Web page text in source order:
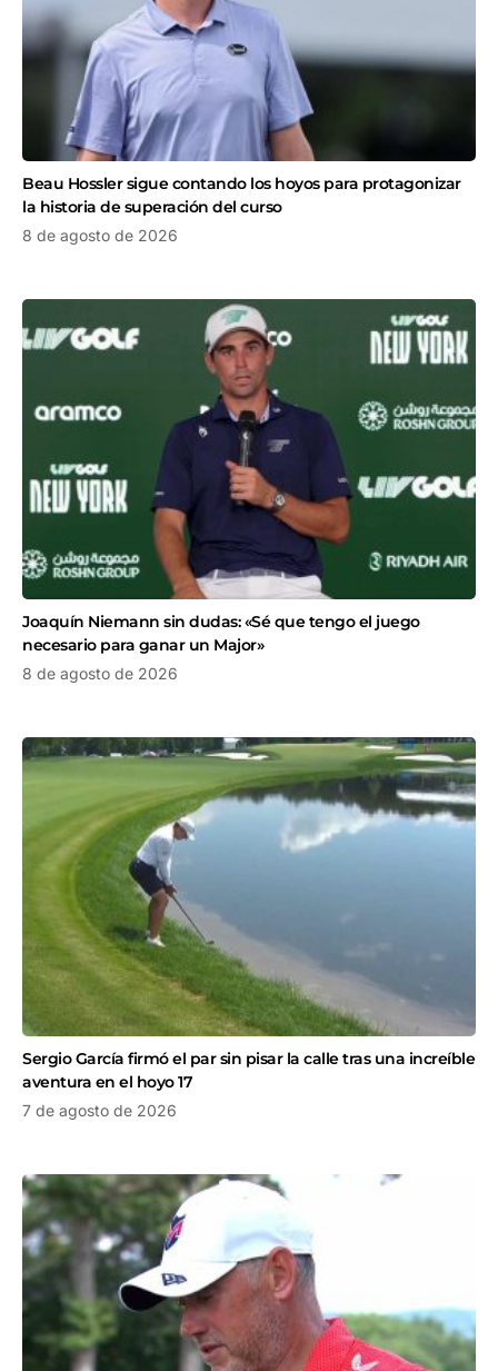
Beau Hossler sigue contando los hoyos para protagonizar
la historia de superación del curso
8 de agosto de 2026
Joaquín Niemann sin dudas: «Sé que tengo el juego
necesario para ganar un Major»
8 de agosto de 2026
Sergio García firmó el par sin pisar la calle tras una increíble
aventura en el hoyo 17
7 de agosto de 2026